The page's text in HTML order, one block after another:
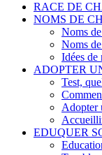
RACE DE
NOMS DE
Noms
Noms
Idées de
ADOPTER
Test,
Adopter
EDUQUER